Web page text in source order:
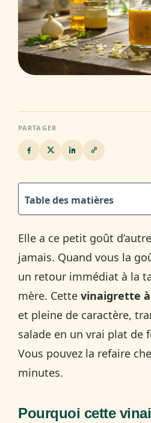
PARTAGER
Table des matières
Elle a ce petit goût
jamais. Quand vous la
un retour immédiat à la
mère. Cette vinaigrette à
et pleine de caractère,
salade en un vrai plat de
Vous pouvez la refaire
minutes.
Pourquoi cette